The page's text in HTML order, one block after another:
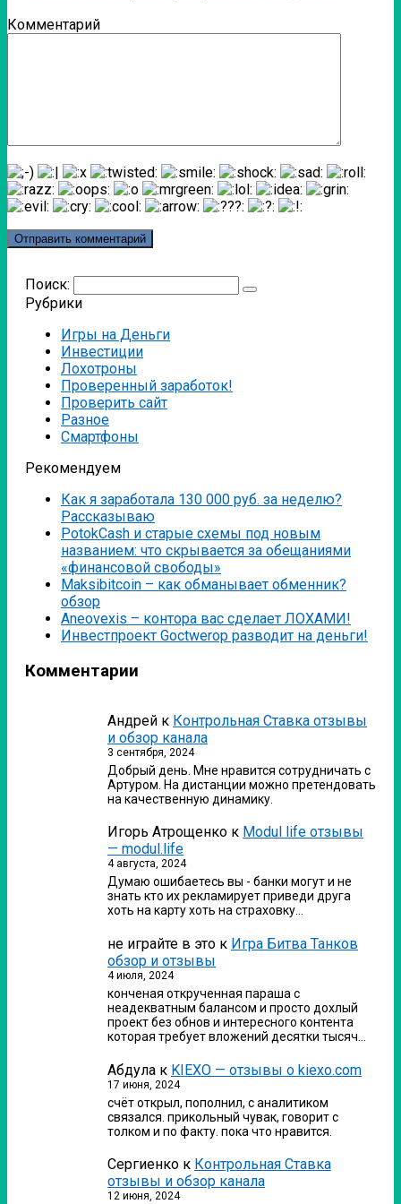
Комментарий
Поиск:
Рубрики
Игры на Деньги
Инвестиции
Лохотроны
Проверенный заработок!
Проверить сайт
Разное
Смартфоны
Рекомендуем
Как я заработала 130 000 руб. за неделю?
Рассказываю
PotokCash и старые схемы под новым
названием: что скрывается за обещаниями
«финансовой свободы»
Мaksibitcoin – как обманывает обменник?
обзор
Аneovexis – контора вас сделает ЛОХАМИ!
Инвестпроект Goctwerop разводит на деньги!
Комментарии
Андрей к Контрольная Ставка отзывы
и обзор канала
3 сентября, 2024
Добрый день. Мне нравится сотрудничать с
Артуром. На дистанции можно претендовать
на качественную динамику.
Игорь Атрощенко к Modul life отзывы
— modul.life
4 августа, 2024
Думаю ошибаетесь вы - банки могут и не
знать кто их рекламирует приведи друга
хоть на карту хоть на страховку…
не играйте в это к Игра Битва Танков
обзор и отзывы
4 июля, 2024
конченая открученная параша с
неадекватным балансом и просто дохлый
проект без обнов и интересного контента
которая требует вложений десятки тысяч…
Абдула к KIEXO — отзывы о kiexo.com
17 июня, 2024
счёт открыл, пополнил, с аналитиком
связался. прикольный чувак, говорит с
толком и по факту. пока что нравится.
Сергиенко к Контрольная Ставка
отзывы и обзор канала
12 июня, 2024